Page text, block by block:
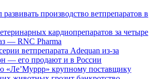
производство ветпрепаратов в
кардиопрепаратов за четыре
— RNC Pharma
ветпрепарата Adequan из-за
— его продают и в России
«Ле’Муррр» крупному поставщику